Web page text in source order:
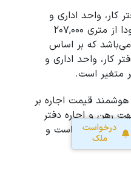
درخواست
ملک
کار، واحد اداری و
مطب پزشکی در فسا حدودا از متری 207,000
تومان می‌باشد که بر اساس
کار، واحد اداری و
متغیر است.
هوشمند قیمت اجاره بر
رهن و اجاره دفتر
در فسا است و